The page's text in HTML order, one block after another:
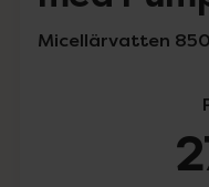
Micellärvatten